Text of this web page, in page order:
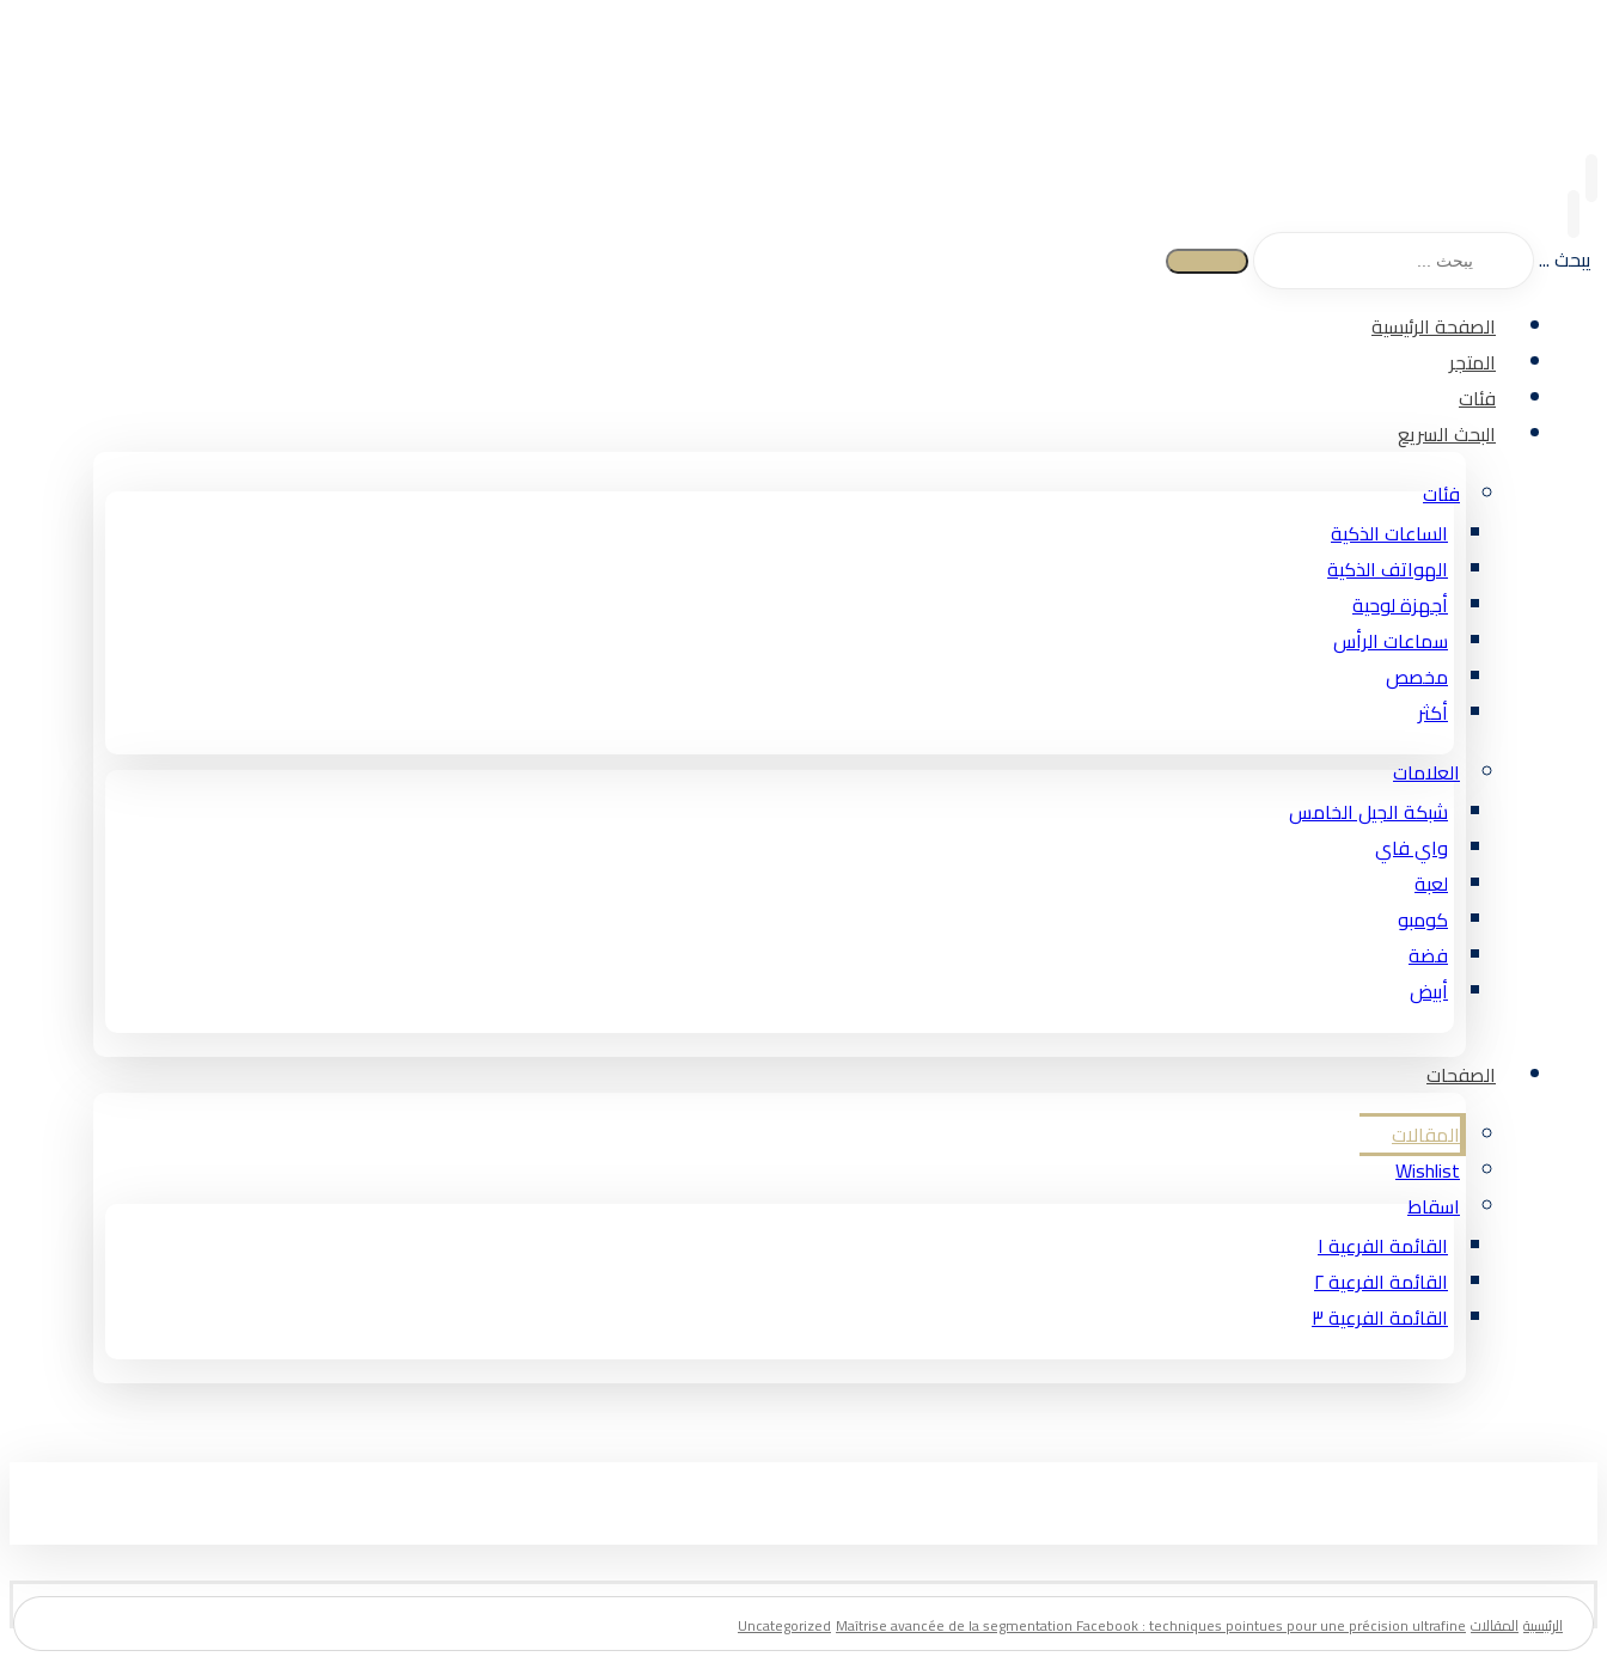
يبحث ...
الصفحة الرئيسية
المتجر
فئات
البحث السريع
فئات
الساعات الذكية
الهواتف الذكية
أجهزة لوحية
سماعات الرأس
مخصص
أكثر
العلامات
شبكة الجيل الخامس
واي فاي
لعبة
كومبو
فضة
أبيض
الصفحات
المقالات
Wishlist
اسقاط
القائمة الفرعية ١
القائمة الفرعية ٢
القائمة الفرعية ٣
الرئيسيةالمقالات UncategorizedMaîtrise avancée de la segmentation Facebook : techniques pointues pour une précision ultrafine